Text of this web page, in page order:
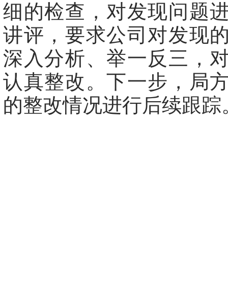
细的检查，对发现问题
讲评，要求公司对发现
深入分析、举一反三，
认真整改。下一步，局
的整改情况进行后续跟踪